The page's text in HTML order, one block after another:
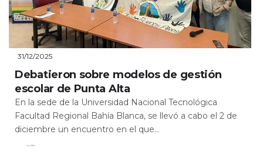
31/12/2025
Debatieron sobre modelos de gestión
escolar de Punta Alta
En la sede de la Universidad Nacional Tecnológica
Facultad Regional Bahía Blanca, se llevó a cabo el 2 de
diciembre un encuentro en el que...
Leer Más